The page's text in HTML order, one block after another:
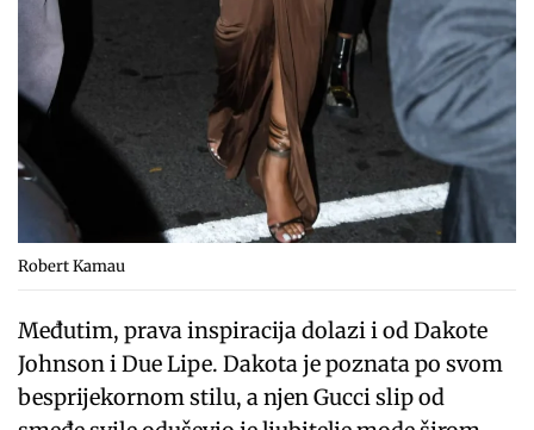
Robert Kamau
Međutim, prava inspiracija dolazi i od Dakote
Johnson i Due Lipe. Dakota je poznata po svom
besprijekornom stilu, a njen Gucci slip od